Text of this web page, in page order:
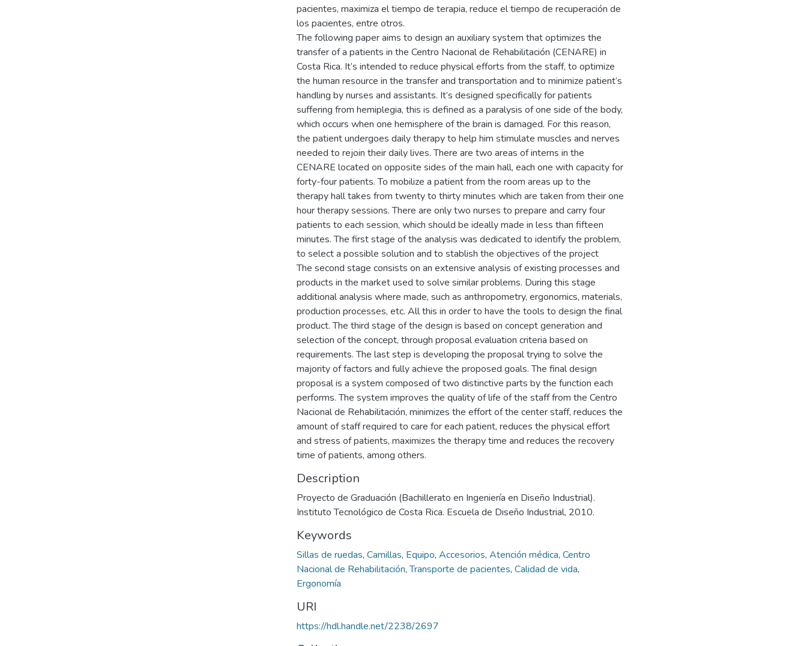
pacientes, maximiza el tiempo de terapia, reduce el tiempo de recuperación de
los pacientes, entre otros.
The following paper aims to design an auxiliary system that optimizes the
transfer of a patients in the Centro Nacional de Rehabilitación (CENARE) in
Costa Rica. It’s intended to reduce physical efforts from the staff, to optimize
the human resource in the transfer and transportation and to minimize patient’s
handling by nurses and assistants. It’s designed specifically for patients
suffering from hemiplegia, this is defined as a paralysis of one side of the body,
which occurs when one hemisphere of the brain is damaged. For this reason,
the patient undergoes daily therapy to help him stimulate muscles and nerves
needed to rejoin their daily lives. There are two areas of interns in the
CENARE located on opposite sides of the main hall, each one with capacity for
forty-four patients. To mobilize a patient from the room areas up to the
therapy hall takes from twenty to thirty minutes which are taken from their one
hour therapy sessions. There are only two nurses to prepare and carry four
patients to each session, which should be ideally made in less than fifteen
minutes. The first stage of the analysis was dedicated to identify the problem,
to select a possible solution and to stablish the objectives of the project
The second stage consists on an extensive analysis of existing processes and
products in the market used to solve similar problems. During this stage
additional analysis where made, such as anthropometry, ergonomics, materials,
production processes, etc. All this in order to have the tools to design the final
product. The third stage of the design is based on concept generation and
selection of the concept, through proposal evaluation criteria based on
requirements. The last step is developing the proposal trying to solve the
majority of factors and fully achieve the proposed goals. The final design
proposal is a system composed of two distinctive parts by the function each
performs. The system improves the quality of life of the staff from the Centro
Nacional de Rehabilitación, minimizes the effort of the center staff, reduces the
amount of staff required to care for each patient, reduces the physical effort
and stress of patients, maximizes the therapy time and reduces the recovery
time of patients, among others.
Description
Proyecto de Graduación (Bachillerato en Ingeniería en Diseño Industrial).
Instituto Tecnológico de Costa Rica. Escuela de Diseño Industrial, 2010.
Keywords
Sillas de ruedas, Camillas, Equipo, Accesorios, Atención médica, Centro
Nacional de Rehabilitación,Transporte de pacientes, Calidad de vida,
Ergonomía
URI
https://hdl.handle.net/2238/2697